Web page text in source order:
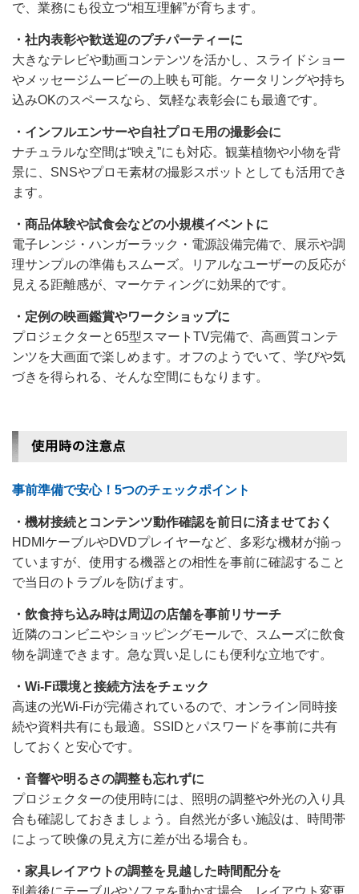
で、業務にも役立つ“相互理解”が育ちます。
・社内表彰や歓送迎のプチパーティーに
大きなテレビや動画コンテンツを活かし、スライドショー
やメッセージムービーの上映も可能。ケータリングや持ち
込みOKのスペースなら、気軽な表彰会にも最適です。
・インフルエンサーや自社プロモ用の撮影会に
ナチュラルな空間は“映え”にも対応。観葉植物や小物を背
景に、SNSやプロモ素材の撮影スポットとしても活用でき
ます。
・商品体験や試食会などの小規模イベントに
電子レンジ・ハンガーラック・電源設備完備で、展示や調
理サンプルの準備もスムーズ。リアルなユーザーの反応が
見える距離感が、マーケティングに効果的です。
・定例の映画鑑賞やワークショップに
プロジェクターと65型スマートTV完備で、高画質コンテ
ンツを大画面で楽しめます。オフのようでいて、学びや気
づきを得られる、そんな空間にもなります。
事前準備で安心！5つのチェックポイント
・機材接続とコンテンツ動作確認を前日に済ませておく
HDMIケーブルやDVDプレイヤーなど、多彩な機材が揃っ
ていますが、使用する機器との相性を事前に確認すること
で当日のトラブルを防げます。
・飲食持ち込み時は周辺の店舗を事前リサーチ
近隣のコンビニやショッピングモールで、スムーズに飲食
物を調達できます。急な買い足しにも便利な立地です。
・Wi-Fi環境と接続方法をチェック
高速の光Wi-Fiが完備されているので、オンライン同時接
続や資料共有にも最適。SSIDとパスワードを事前に共有
しておくと安心です。
・音響や明るさの調整も忘れずに
プロジェクターの使用時には、照明の調整や外光の入り具
合も確認しておきましょう。自然光が多い施設は、時間帯
によって映像の見え方に差が出る場合も。
・家具レイアウトの調整を見越した時間配分を
到着後にテーブルやソファを動かす場合、レイアウト変更